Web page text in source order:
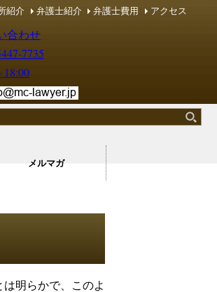
ネジメントコンシェルジュ
ネジメントコンシェルジュ
紹介 弁護士紹介 弁護士費用 アクセス
合わせ
7735
18:00
メルマガ
明らかで、このよ